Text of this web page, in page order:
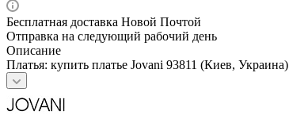
Бесплатная доставка Новой Почтой
Отправка на следующий рабочий день
Описание
Платья: купить платье Jovani 93811 (Киев, Украина)